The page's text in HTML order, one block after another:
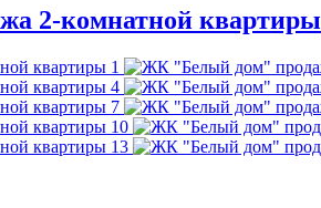
2-комнатной квартиры
1
4
7
10
13